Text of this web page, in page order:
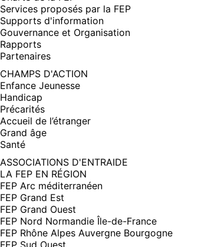
Services proposés par la FEP
Supports d'information
Gouvernance et Organisation
Rapports
Partenaires
CHAMPS D'ACTION
Enfance Jeunesse
Handicap
Précarités
Accueil de l’étranger
Grand âge
Santé
ASSOCIATIONS D'ENTRAIDE
LA FEP EN RÉGION
FEP Arc méditerranéen
FEP Grand Est
FEP Grand Ouest
FEP Nord Normandie Île-de-France
FEP Rhône Alpes Auvergne Bourgogne
FEP Sud Ouest